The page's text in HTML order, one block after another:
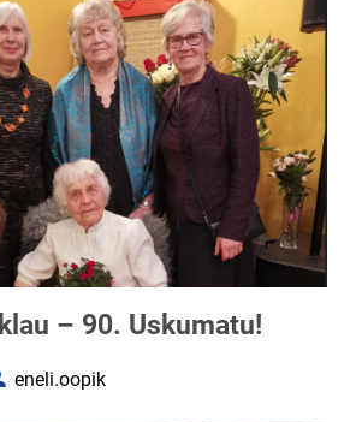
– 90. Uskumatu!
eneli.oopik